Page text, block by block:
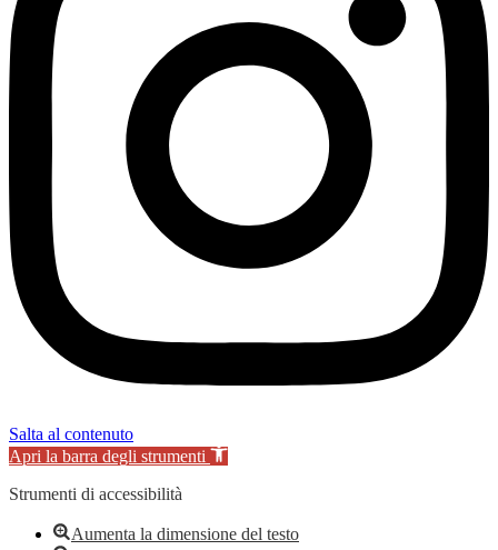
Salta al contenuto
Apri la barra degli strumenti
Strumenti di accessibilità
Aumenta la dimensione del testo